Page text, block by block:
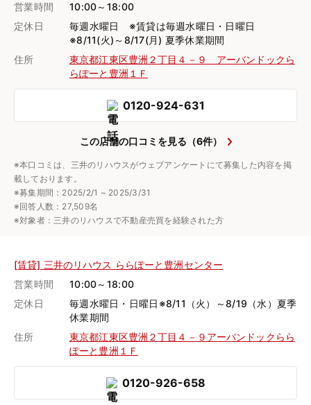
営業時間
10:00～18:00
定休日
毎週水曜日 ※賃貸は毎週水曜日・日曜日
※8/11(火)～8/17(月) 夏季休業期間
住所
東京都江東区豊洲２丁目４－９ アーバンドックら
らぽーと豊洲１Ｆ
0120-924-631
この店舗の口コミを見る（6件）
※本口コミは、三井のリハウスがウェブアンケートにて募集した内容を掲
載しております。
※募集期間：2025/2/1 ~ 2025/3/31
※回答人数：27,509名
※対象者：三井のリハウスで不動産売買を経験された方
[賃貸] 三井のリハウス ららぽーと豊洲センター
営業時間
10:00～18:00
定休日
毎週水曜日・日曜日※8/11（火）～8/19（水）夏季
休業期間
住所
東京都江東区豊洲２丁目４－９アーバンドックらら
ぽーと豊洲１Ｆ
0120-926-658